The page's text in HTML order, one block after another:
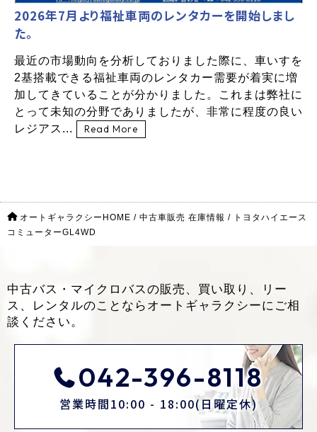
2026年7月より福祉車両のレンタカーを開始しまし
た。
最近の市場動向を分析しておりました際に、車いすを
2基搭載できる福祉車両のレンタカー需要が着実に増
加してきていることが分かりました。これまは弊社に
とって未知の分野でありましたが、非常に程度の良い
レジアス...
Read More
オートギャラクシーHOME / 中古車販売 在庫情報 / トヨタハイエース
コミューターGL4WD
中古バス・マイクロバスの販売、買い取り、リー
ス、レンタルのことなら オートギャラクシーにご相
談ください。
042-396-8118
営業時間10:00 - 18:00(日曜定休)